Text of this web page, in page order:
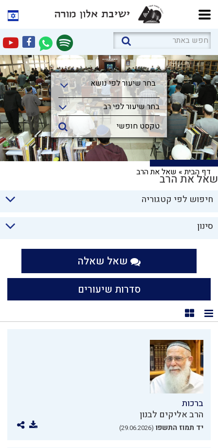
בחר שיעור לפי נושא
בחר שיעור לפי נושא
בחר שיעור לפי רב
דף הבית» שאל את הרבשאל את הרב
חיפוש לפי קטגוריה
סינון
שאל שאלה
סדרות שיעורים
תצוגת רשימה
תצוגת קוביות
ברכות
הרב אליקים לבנון
יד תמוז התשפו (29.06.2026)